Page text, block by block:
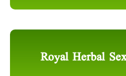
Royal Herbal